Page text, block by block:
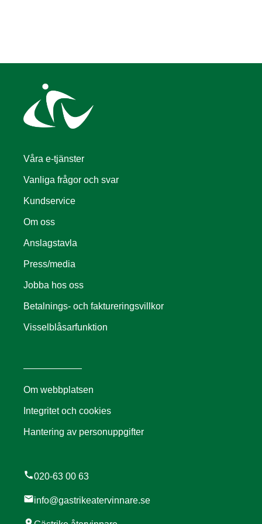
Våra e-tjänster
Vanliga frågor och svar
Kundservice
Om oss
Anslagstavla
Press/media
Jobba hos oss
Betalnings- och faktureringsvillkor
Visselblåsarfunktion
Om webbplatsen
Integritet och cookies
Hantering av personuppgifter
call020-63 00 63
mailinfo@gastrikeatervinnare.se